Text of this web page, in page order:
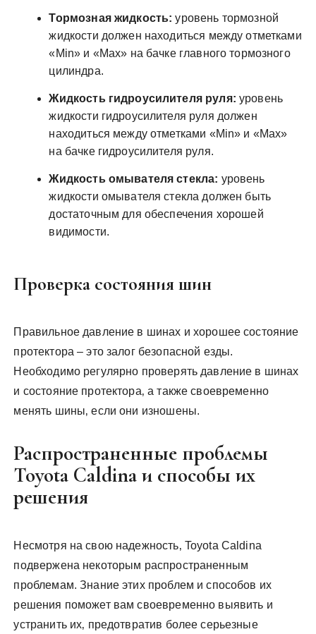
Тормозная жидкость: уровень тормозной
жидкости должен находиться между отметками
«Min» и «Max» на бачке главного тормозного
цилиндра.
Жидкость гидроусилителя руля: уровень
жидкости гидроусилителя руля должен
находиться между отметками «Min» и «Max»
на бачке гидроусилителя руля.
Жидкость омывателя стекла: уровень
жидкости омывателя стекла должен быть
достаточным для обеспечения хорошей
видимости.
Проверка состояния шин
Правильное давление в шинах и хорошее состояние
протектора – это залог безопасной езды.
Необходимо регулярно проверять давление в шинах
и состояние протектора‚ а также своевременно
менять шины‚ если они изношены.
Распространенные проблемы
Toyota Caldina и способы их
решения
Несмотря на свою надежность‚ Toyota Caldina
подвержена некоторым распространенным
проблемам. Знание этих проблем и способов их
решения поможет вам своевременно выявить и
устранить их‚ предотвратив более серьезные